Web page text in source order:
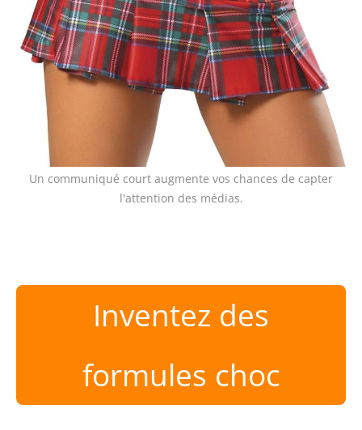
Un communiqué court augmente vos chances de capter
l'attention des médias.
Inventez des
formules choc